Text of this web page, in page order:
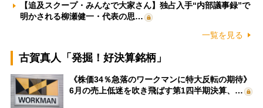
【追及スクープ・みんなで大家さん】独占入手“内部議事録”で
明かされる柳瀬健一・代表の思…
一覧を見る
古賀真人「発掘！好決算銘柄」
《株価34％急落のワークマンに特大反転の期待》
6月の売上低迷を吹き飛ばす第1四半期決算、…